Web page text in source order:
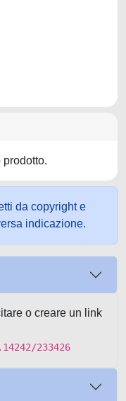
da copyright e
indicazione.
o creare un link
233426